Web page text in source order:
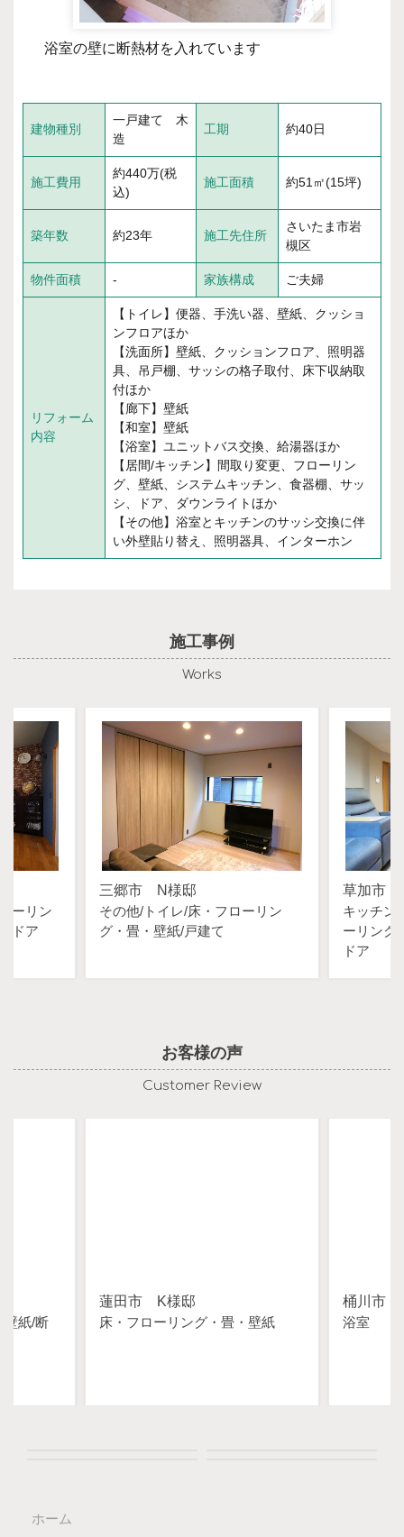
浴室の壁に断熱材を入れています
建物種別
一戸建て 木
造
工期 約40日
施工費用
約440万(税
込)
施工面積 約51㎡(15坪)
築年数 約23年 施工先住所
さいたま市岩
槻区
物件面積 - 家族構成 ご夫婦
リフォーム
内容
【トイレ】便器、手洗い器、壁紙、クッショ
ンフロアほか
【洗面所】壁紙、クッションフロア、照明器
具、吊戸棚、サッシの格子取付、床下収納取
付ほか
【廊下】壁紙
【和室】壁紙
【浴室】ユニットバス交換、給湯器ほか
【居間/キッチン】間取り変更、フローリン
グ、壁紙、システムキッチン、食器棚、サッ
シ、ドア、ダウンライトほか
【その他】浴室とキッチンのサッシ交換に伴
い外壁貼り替え、照明器具、インターホン
施工事例
Works
ーリン
ドア
三郷市 N様邸
その他 トイレ 床・フローリン
グ・畳・壁紙 戸建て
草加市
キッチン
ーリング
ドア
お客様の声
Customer Review
壁紙 断
蓮田市 K様邸
床・フローリング・畳・壁紙
桶川市
浴室
ホーム